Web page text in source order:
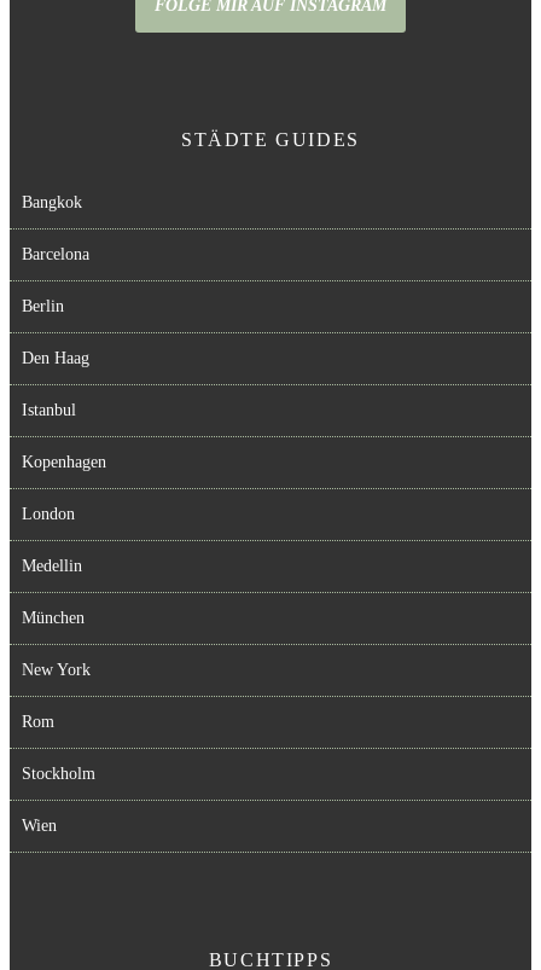
FOLGE MIR AUF INSTAGRAM
STÄDTE GUIDES
Bangkok
Barcelona
Berlin
Den Haag
Istanbul
Kopenhagen
London
Medellin
München
New York
Rom
Stockholm
Wien
BUCHTIPPS